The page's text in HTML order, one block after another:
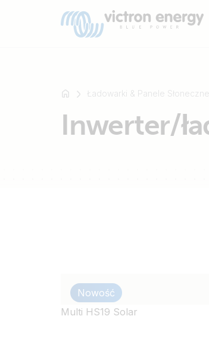
Ładowarki & Panele Słoneczne
Inwerter/
Nowość
Multi HS19 Solar